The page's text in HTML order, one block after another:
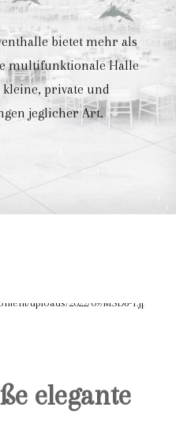
bietet mehr als
multifunktionale Halle
private und
jeglicher Art.
elegante